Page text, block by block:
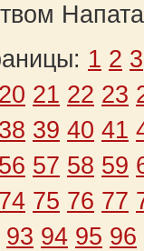
1 2 3
20 21 22 23
38 39 40 41
56 57 58 59
74 75 76 77
93 94 95 96